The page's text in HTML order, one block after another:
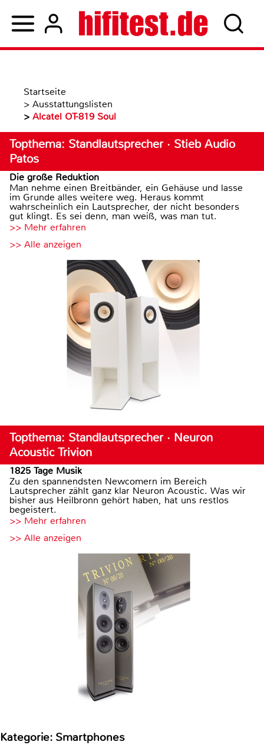
Startseite
> Ausstattungslisten
> Alcatel OT-819 Soul
Topthema: Standlautsprecher · Stieb Audio
Patos
Die große Reduktion
Man nehme einen Breitbänder, ein Gehäuse und lasse
im Grunde alles weitere weg. Heraus kommt
wahrscheinlich ein Lautsprecher, der nicht besonders
gut klingt. Es sei denn, man weiß, was man tut.
>> Mehr erfahren
>> Alle anzeigen
Topthema: Standlautsprecher · Neuron
Acoustic Trivion
1825 Tage Musik
Zu den spannendsten Newcomern im Bereich
Lautsprecher zählt ganz klar Neuron Acoustic. Was wir
bisher aus Heilbronn gehört haben, hat uns restlos
begeistert.
>> Mehr erfahren
>> Alle anzeigen
Kategorie: Smartphones